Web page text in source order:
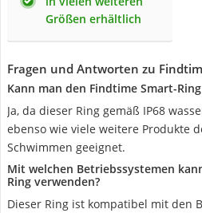
Größen erhältlich
Fragen und Antworten zu
Kann man den Findtime Smart-
Ja, da dieser Ring gemäß IP68
ebenso wie viele weitere Produkte
Schwimmen geeignet.
Mit welchen Betriebssystemen
Ring verwenden?
Dieser Ring ist kompatibel mit den